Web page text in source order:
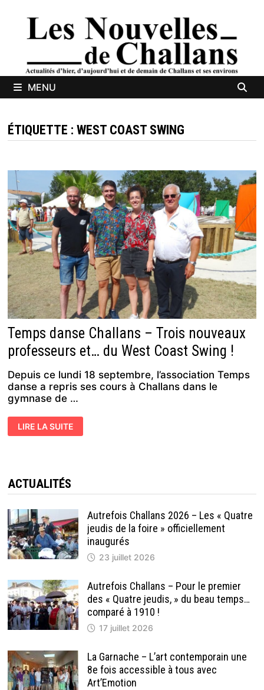
MENU
ÉTIQUETTE : WEST COAST SWING
Temps danse Challans – Trois nouveaux
professeurs et… du West Coast Swing !
Depuis ce lundi 18 septembre, l’association Temps
danse a repris ses cours à Challans dans le
gymnase de …
TEMPS
DANSE
ET…
DU
WEST
SWING !
LIRE LA SUITE
ACTUALITÉS
Autrefois Challans 2026 – Les « Quatre
jeudis de la foire » officiellement
inaugurés
23 juillet 2026
Autrefois Challans – Pour le premier
des « Quatre jeudis, » du beau temps…
comparé à 1910 !
17 juillet 2026
La Garnache – L’art contemporain une
8e fois accessible à tous avec
Art’Emotion